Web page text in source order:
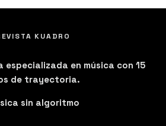
KUADRO
especializada en música con 15
de trayectoria.
sin algoritmo